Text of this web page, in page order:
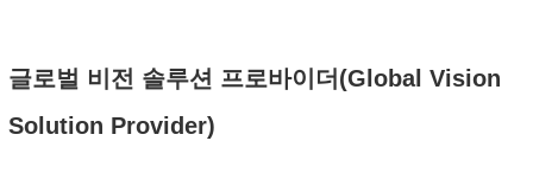
글로벌 비전 솔루션 프로바이더(Global Vision
Solution Provider)